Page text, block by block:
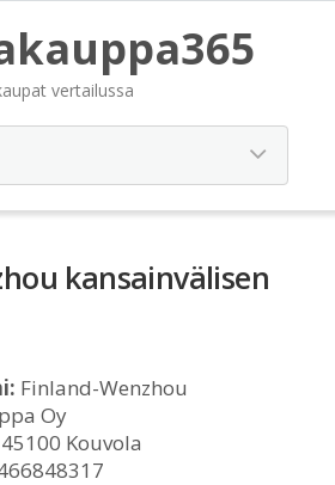
vertailussa
kansainvälisen
Finland-Wenzhou
Oy
Kouvola